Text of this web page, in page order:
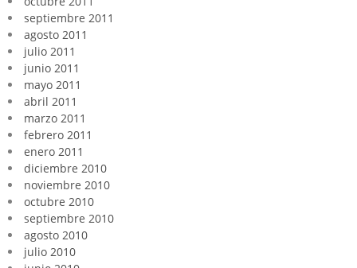
septiembre 2011
agosto 2011
julio 2011
junio 2011
mayo 2011
abril 2011
marzo 2011
febrero 2011
enero 2011
diciembre 2010
noviembre 2010
octubre 2010
septiembre 2010
agosto 2010
julio 2010